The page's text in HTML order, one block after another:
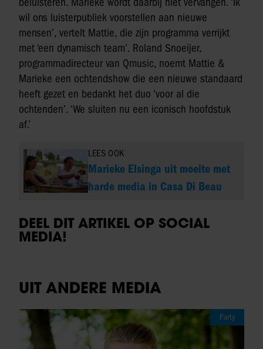
wil ons luisterpubliek voorstellen aan nieuwe
mensen’, vertelt Mattie, die zijn programma verrijkt
met ‘een dynamisch team’. Roland Snoeijer,
programmadirecteur van Qmusic, noemt Mattie &
Marieke een ochtendshow die een nieuwe standaard
heeft gezet en bedankt het duo ‘voor al die
ochtenden’. ‘We sluiten nu een iconisch hoofdstuk
af.’
LEES OOK
Marieke Elsinga uit moeite met
harde media in Casa Di Beau
DEEL DIT ARTIKEL OP SOCIAL
MEDIA!
UIT ANDERE MEDIA
Party